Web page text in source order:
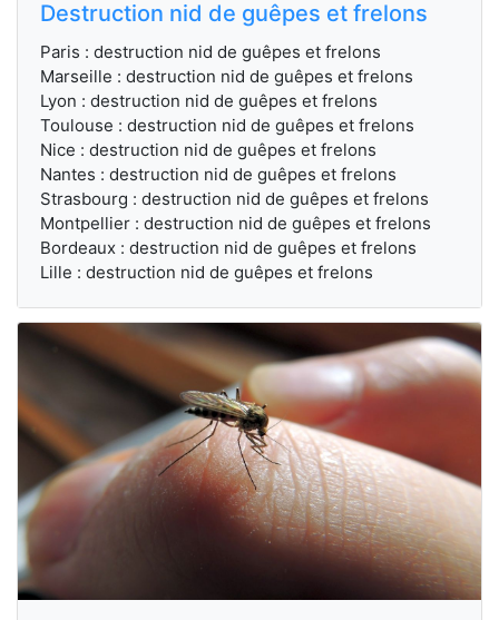
Destruction nid de guêpes et frelons
Paris : destruction nid de guêpes et frelons
Marseille : destruction nid de guêpes et frelons
Lyon : destruction nid de guêpes et frelons
Toulouse : destruction nid de guêpes et frelons
Nice : destruction nid de guêpes et frelons
Nantes : destruction nid de guêpes et frelons
Strasbourg : destruction nid de guêpes et frelons
Montpellier : destruction nid de guêpes et frelons
Bordeaux : destruction nid de guêpes et frelons
Lille : destruction nid de guêpes et frelons